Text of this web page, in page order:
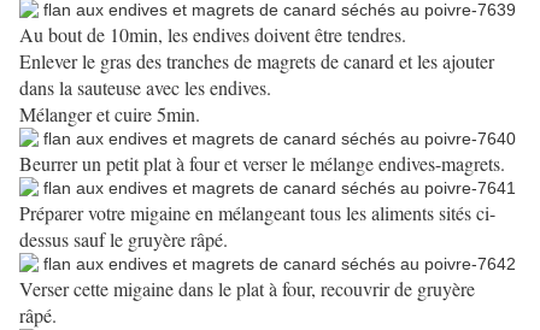
Au bout de 10min, les endives doivent être tendres.
Enlever le gras des tranches de magrets de canard et les ajouter
dans la sauteuse avec les endives.
Mélanger et cuire 5min.
Beurrer un petit plat à four et verser le mélange endives-magrets.
Préparer votre migaine en mélangeant tous les aliments sités ci-
dessus sauf le gruyère râpé.
Verser cette migaine dans le plat à four, recouvrir de gruyère
râpé.